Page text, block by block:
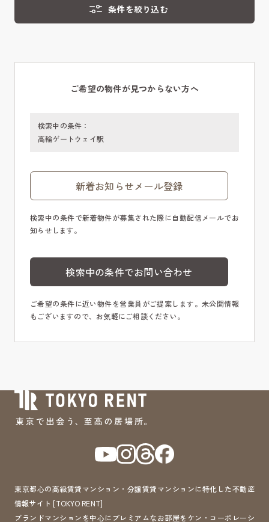
条件を絞り込む
ご希望の物件が見つからない方へ
検索中の条件：
高輪ゲートウェイ駅
新着お知らせメール登録
検索中の条件で新着物件が募集された際に自動配信メールでお
知らせします。
検索中の条件でお問い合わせ
ご希望の条件に近い物件を営業員がご提案します。未公開情報
もございますので、お気軽にご相談ください。
東京都心の高級賃貸マンション・分譲賃貸マンションに特化した不動産
情報サイト [TOKYO RENT]
ブランドマンションを中心にプレミアムなお部屋をケン・コーポレーシ